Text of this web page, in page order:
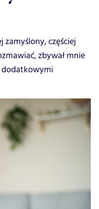
zamyślony, częściej
zbywał mnie
dodatkowymi